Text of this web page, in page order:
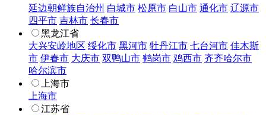
延边朝鲜族自治州 白城市 松原市 白山市 通化市 辽源市
四平市 吉林市 长春市
黑龙江省
大兴安岭地区 绥化市 黑河市 牡丹江市 七台河市 佳木斯
市 伊春市 大庆市 双鸭山市 鹤岗市 鸡西市 齐齐哈尔市
哈尔滨市
上海市
上海市
江苏省